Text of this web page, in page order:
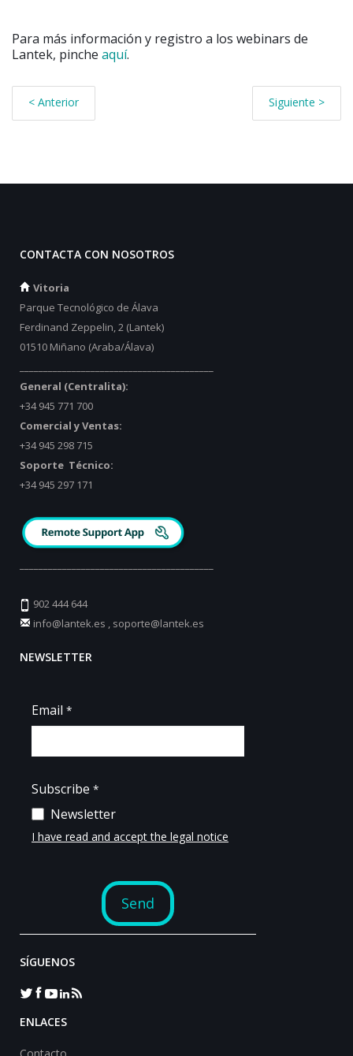
Para más información y registro a los webinars de
Lantek, pinche aquí.
< Anterior Siguiente >
CONTACTA CON NOSOTROS
Vitoria
Parque Tecnológico de Álava
Ferdinand Zeppelin, 2 (Lantek)
01510 Miñano (Araba/Álava)
General (Centralita):
+34 945 771 700
Comercial y Ventas:
+34 945 298 715
Soporte Técnico:
+34 945 297 171
902 444 644
info@lantek.es , soporte@lantek.es
NEWSLETTER
SÍGUENOS
ENLACES